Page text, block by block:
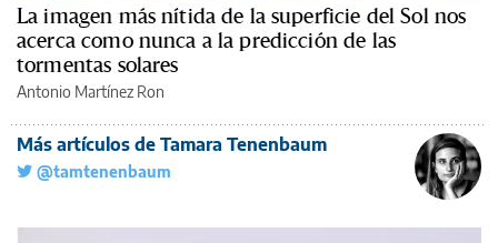
La imagen más nítida de la superficie del Sol nos
acerca como nunca a la predicción de las
tormentas solares
Antonio Martínez Ron
Más artículos de Tamara Tenenbaum
@tamtenenbaum